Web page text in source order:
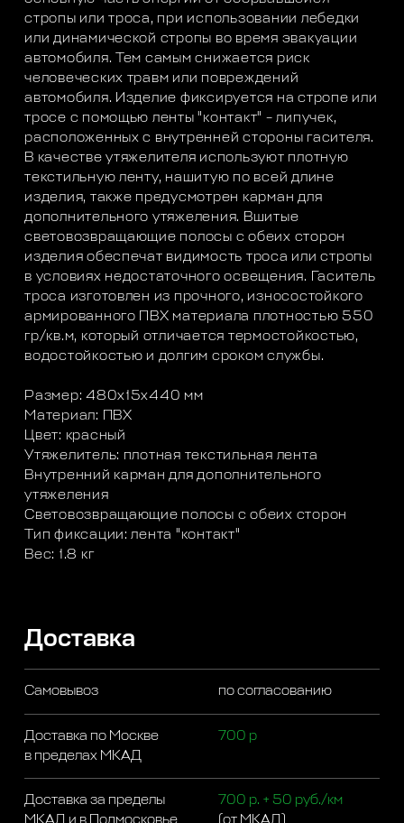
стропы или троса, при использовании лебедки
или динамической стропы во время эвакуации
автомобиля. Тем самым снижается риск
человеческих травм или повреждений
автомобиля. Изделие фиксируется на стропе или
тросе с помощью ленты "контакт" – липучек,
расположенных с внутренней стороны гасителя.
В качестве утяжелителя используют плотную
текстильную ленту, нашитую по всей длине
изделия, также предусмотрен карман для
дополнительного утяжеления. Вшитые
световозвращающие полосы с обеих сторон
изделия обеспечат видимость троса или стропы
в условиях недостаточного освещения. Гаситель
троса изготовлен из прочного, износостойкого
армированного ПВХ материала плотностью 550
гр/кв.м, который отличается термостойкостью,
водостойкостью и долгим сроком службы.
Размер: 480х15х440 мм
Материал: ПВХ
Цвет: красный
Утяжелитель: плотная текстильная лента
Внутренний карман для дополнительного
утяжеления
Световозвращающие полосы с обеих сторон
Тип фиксации: лента "контакт"
Вес: 1.8 кг
Доставка
Самовывоз по согласованию
Доставка по Москве
в пределах МКАД
700 р
Доставка за пределы
МКАД и в Подмосковье
700 р. + 50 руб./км
(от МКАД)